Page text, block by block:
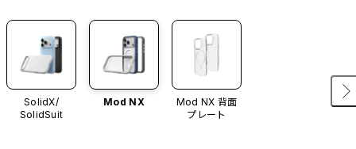
SolidX/
SolidSuit
Mod NX
Mod NX 背面
プレート